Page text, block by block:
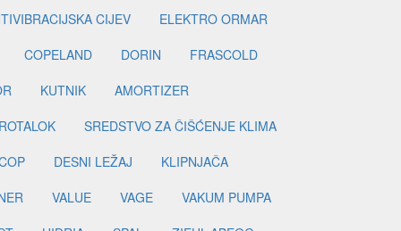
CIJEV
ELEKTRO ORMAR
COPELAND
DORIN
FRASCOLD
KUTNIK
AMORTIZER
SREDSTVO ZA ČIŠĆENJE KLIMA
DESNI LEŽAJ
KLIPNJAČA
VALUE VAGE
VAKUM PUMPA